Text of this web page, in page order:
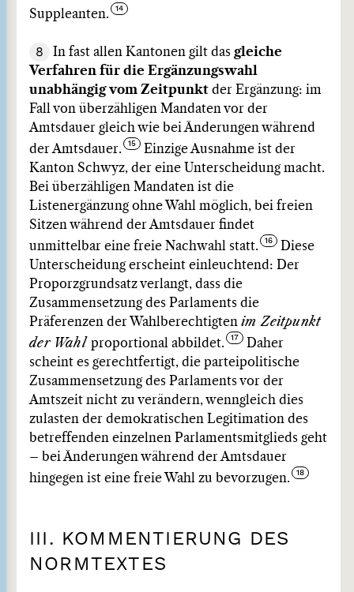
Suppleanten.
8 In fast allen Kantonen gilt das gleiche
Verfahren für die Ergänzungswahl
unabhängig vom Zeitpunkt der Ergänzung: im
Fall von überzähligen Mandaten vor der
Amtsdauer gleich wie bei Änderungen während
der Amtsdauer.
Einzige Ausnahme ist der
Kanton Schwyz, der eine Unterscheidung macht.
Bei überzähligen Mandaten ist die
Listenergänzung ohne Wahl möglich, bei freien
Sitzen während der Amtsdauer findet
unmittelbar eine freie Nachwahl statt.
Diese
Unterscheidung erscheint einleuchtend: Der
Proporzgrundsatz verlangt, dass die
Zusammensetzung des Parlaments die
Präferenzen der Wahlberechtigten im Zeitpunkt
der Wahl proportional abbildet.
Daher
scheint es gerechtfertigt, die parteipolitische
Zusammensetzung des Parlaments vor der
Amtszeit nicht zu verändern, wenngleich dies
zulasten der demokratischen Legitimation des
betreffenden einzelnen Parlamentsmitglieds geht
– bei Änderungen während der Amtsdauer
hingegen ist eine freie Wahl zu bevorzugen.
III. KOMMENTIERUNG DES
NORMTEXTES